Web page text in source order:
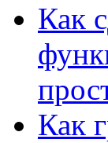
Как
Как